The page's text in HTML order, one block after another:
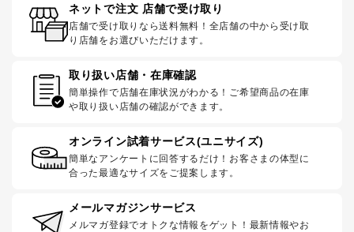
ネットで注文 店舗で受け取り
店舗で受け取りなら送料無料！全店舗の中から受け取
り店舗をお選びいただけます。
取り扱い店舗・在庫確認
簡単操作で店舗在庫状況がわかる！ご希望商品の在庫
や取り扱い店舗の確認ができます。
オンライン試着サービス(ユニサイズ)
簡単なアンケートに回答するだけ！お客さまの体型に
合った最適なサイズをご提案します。
メールマガジンサービス
メルマガ登録でオトクな情報をゲット！最新情報やお